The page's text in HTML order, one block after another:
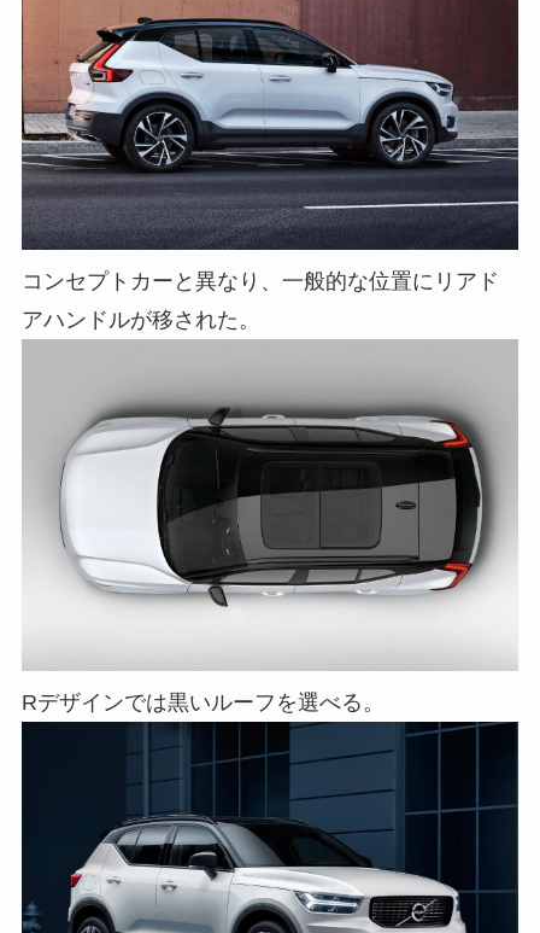
コンセプトカーと異なり、一般的な位置にリアド
アハンドルが移された。
Rデザインでは黒いルーフを選べる。